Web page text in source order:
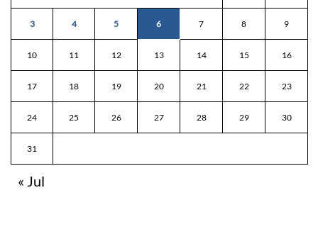
3 4 5 6 7 8 9
10 11 12 13 14 15 16
17 18 19 20 21 22 23
24 25 26 27 28 29 30
31
« Jul